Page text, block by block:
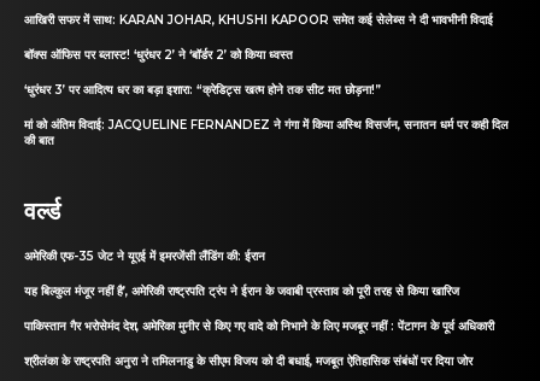
आखिरी सफर में साथ: KARAN JOHAR, KHUSHI KAPOOR समेत कई सेलेब्स ने दी भावभीनी विदाई
बॉक्स ऑफिस पर ब्लास्ट! ‘धुरंधर 2’ ने ‘बॉर्डर 2’ को किया ध्वस्त
‘धुरंधर 3’ पर आदित्य धर का बड़ा इशारा: “क्रेडिट्स खत्म होने तक सीट मत छोड़ना!”
मां को अंतिम विदाई: JACQUELINE FERNANDEZ ने गंगा में किया अस्थि विसर्जन, सनातन धर्म पर कही दिल
की बात
वर्ल्ड
अमेरिकी एफ-35 जेट ने यूएई में इमरजेंसी लैंडिंग की: ईरान
यह बिल्कुल मंजूर नहीं है’, अमेरिकी राष्ट्रपति ट्रंप ने ईरान के जवाबी प्रस्ताव को पूरी तरह से किया खारिज
पाकिस्तान गैर भरोसेमंद देश, अमेरिका मुनीर से किए गए वादे को निभाने के लिए मजबूर नहीं : पेंटागन के पूर्व अधिकारी
श्रीलंका के राष्ट्रपति अनुरा ने तमिलनाडु के सीएम विजय को दी बधाई, मजबूत ऐतिहासिक संबंधों पर दिया जोर